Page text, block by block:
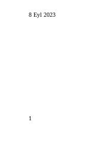
8 Eyl 2023
1